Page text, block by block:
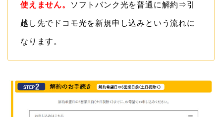
使えません。 ソフトバンク光を普通に解約⇒引
越し先でドコモ光を新規申し込みという流れに
なります。